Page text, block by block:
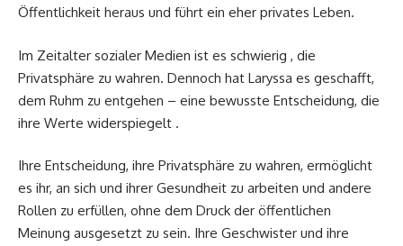
Öffentlichkeit heraus und führt ein eher privates Leben.
Im Zeitalter sozialer Medien ist es schwierig , die
Privatsphäre zu wahren. Dennoch hat Laryssa es geschafft,
dem Ruhm zu entgehen – eine bewusste Entscheidung, die
ihre Werte widerspiegelt .
Ihre Entscheidung, ihre Privatsphäre zu wahren, ermöglicht
es ihr, an sich und ihrer Gesundheit zu arbeiten und andere
Rollen zu erfüllen, ohne dem Druck der öffentlichen
Meinung ausgesetzt zu sein. Ihre Geschwister und ihre